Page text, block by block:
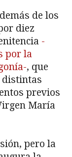
de los
diez
-
por la
, que
distintas
previos
María
pero la